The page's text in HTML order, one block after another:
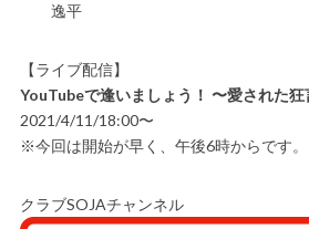
逸平
【ライブ配信】
YouTubeで逢いましょう！ 〜愛された狂
2021/4/11/18:00〜
※今回は開始が早く、午後6時からです。
クラブSOJAチャンネル